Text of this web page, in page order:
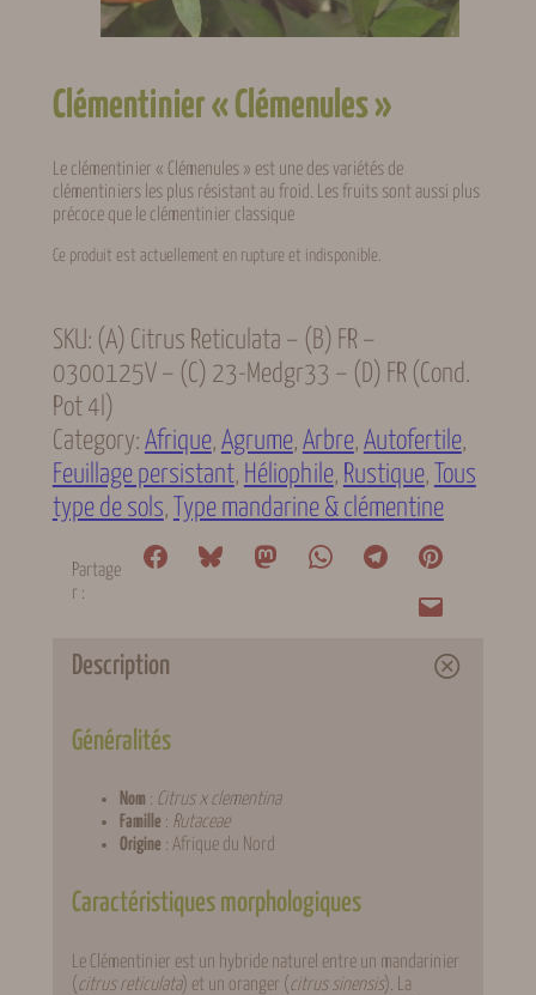
Clémentinier « Clémenules »
Le clémentinier « Clémenules » est une des variétés de
clémentiniers les plus résistant au froid. Les fruits sont aussi plus
précoce que le clémentinier classique
Ce produit est actuellement en rupture et indisponible.
SKU: (A) Citrus Reticulata – (B) FR –
0300125V – (C) 23-Medgr33 – (D) FR (cond.
Pot 4l)
Category: Afrique, Agrume, Arbre, Autofertile
Feuillage persistant, Héliophile, Rustique, Tous
type de sols, Type mandarine & clémentine
Partage
r :
Description
Généralités
Nom : Citrus x clementina
Famille : Rutaceae
Origine : Afrique du Nord
Caractéristiques morphologiques
Le Clémentinier est un hybride naturel entre un mandarinier
( citrus reticulata) et un oranger ( citrus sinensis). La